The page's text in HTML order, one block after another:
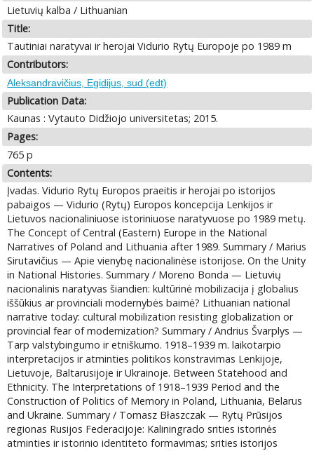
Lietuvių kalba / Lithuanian
Title:
Tautiniai naratyvai ir herojai Vidurio Rytų Europoje po 1989 m
Contributors:
Aleksandravičius, Egidijus, sud (edt)
Publication Data:
Kaunas : Vytauto Didžiojo universitetas; 2015.
Pages:
765 p
Contents:
Įvadas. Vidurio Rytų Europos praeitis ir herojai po istorijos
pabaigos — Vidurio (Rytų) Europos koncepcija Lenkijos ir
Lietuvos nacionaliniuose istoriniuose naratyvuose po 1989 metų.
The Concept of Central (Eastern) Europe in the National
Narratives of Poland and Lithuania after 1989. Summary / Marius
Sirutavičius — Apie vienybę nacionalinėse istorijose. On the Unity
in National Histories. Summary / Moreno Bonda — Lietuvių
nacionalinis naratyvas šiandien: kultūrinė mobilizacija į globalius
iššūkius ar provinciali modernybės baimė? Lithuanian national
narrative today: cultural mobilization resisting globalization or
provincial fear of modernization? Summary / Andrius Švarplys —
Tarp valstybingumo ir etniškumo. 1918–1939 m. laikotarpio
interpretacijos ir atminties politikos konstravimas Lenkijoje,
Lietuvoje, Baltarusijoje ir Ukrainoje. Between Statehood and
Ethnicity. The Interpretations of 1918–1939 Period and the
Construction of Politics of Memory in Poland, Lithuania, Belarus
and Ukraine. Summary / Tomasz Błaszczak — Rytų Prūsijos
regionas Rusijos Federacijoje: Kaliningrado srities istorinės
atminties ir istorinio identiteto formavimas; srities istorijos